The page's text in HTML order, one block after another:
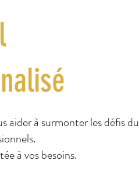
aider à surmonter les défis du
à vos besoins.